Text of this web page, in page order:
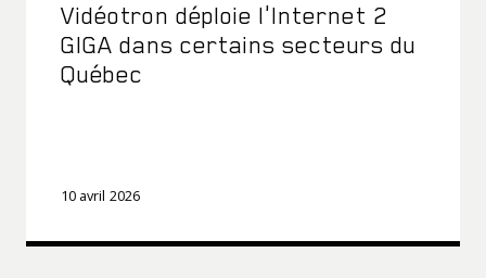
Vidéotron déploie l'Internet 2
GIGA dans certains secteurs du
Québec
10 avril 2026